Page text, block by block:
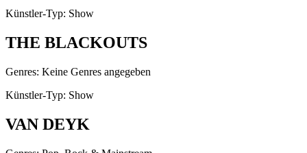
Künstler-Typ: Show
THE BLACKOUTS
Genres: Keine Genres angegeben
Künstler-Typ: Show
VAN DEYK